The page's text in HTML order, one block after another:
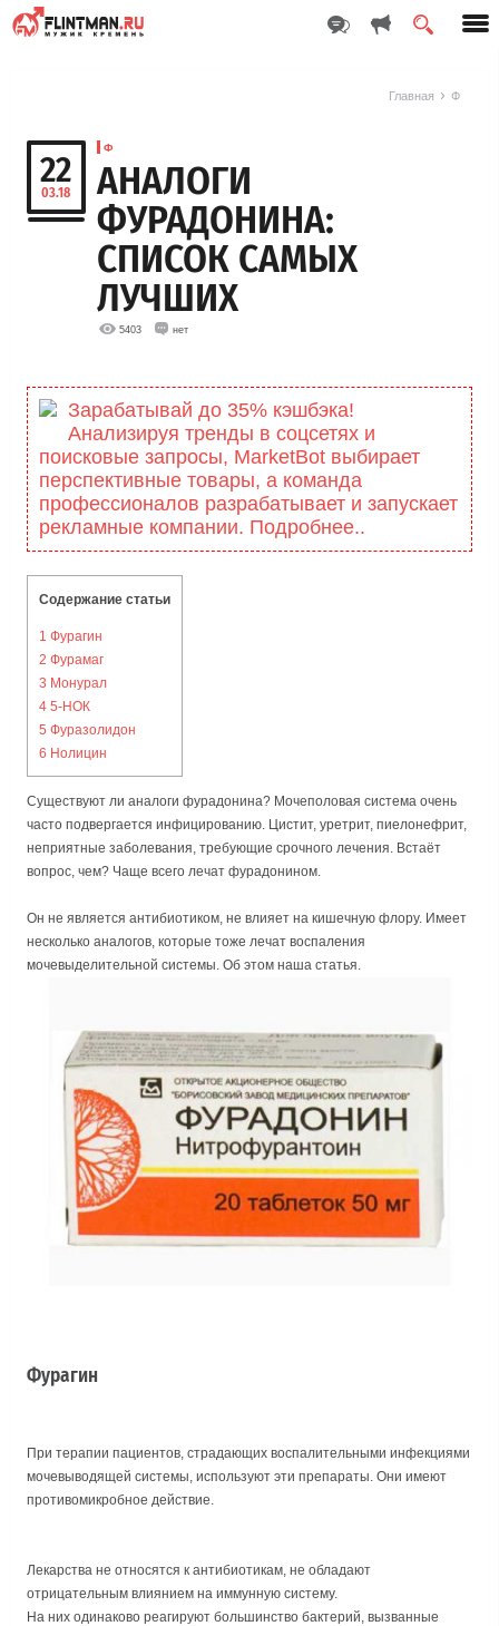
Главная Ф
22
03.18
Ф
АНАЛОГИ
ФУРАДОНИНА:
СПИСОК САМЫХ
ЛУЧШИХ
5403 нет
Зарабатывай до 35% кэшбэка!
Анализируя тренды в соцсетях и
поисковые запросы, MarketBоt выбирает
перспективные товары, а команда
профессионалов разрабатывает и запускает
рекламные компании. Подробнее..
Содержание статьи
1 Фурагин
2 Фурамаг
3 Монурал
4 5-НОК
5 Фуразолидон
6 Нолицин
Существуют ли аналоги фурадонина? Мочеполовая система очень
часто подвергается инфицированию. Цистит, уретрит, пиелонефрит,
неприятные заболевания, требующие срочного лечения. Встаёт
вопрос, чем? Чаще всего лечат фурадонином.
Он не является антибиотиком, не влияет на кишечную флору. Имеет
несколько аналогов, которые тоже лечат воспаления
мочевыделительной системы. Об этом наша статья.
Фурагин
При терапии пациентов, страдающих воспалительными инфекциями
мочевыводящей системы, используют эти препараты. Они имеют
противомикробное действие.
Лекарства не относятся к антибиотикам, не обладают
отрицательным влиянием на иммунную систему.
На них одинаково реагируют большинство бактерий, вызванные